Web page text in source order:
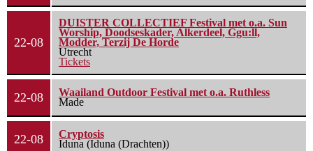
22-08
DUISTER COLLECTIEF Festival met o.a. Sun
Worship, Doodseskader, Alkerdeel, Ggu:ll,
Modder, Terzij De Horde
Utrecht
Tickets
22-08
Waailand Outdoor Festival met o.a. Ruthless
Made
22-08
Cryptosis
Iduna (Iduna (Drachten))